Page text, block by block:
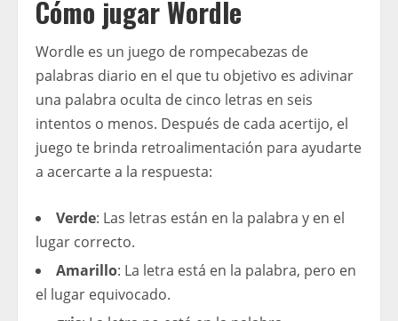
Cómo jugar Wordle
Wordle es un juego de rompecabezas de
palabras diario en el que tu objetivo es adivinar
una palabra oculta de cinco letras en seis
intentos o menos. Después de cada acertijo, el
juego te brinda retroalimentación para ayudarte
a acercarte a la respuesta:
Verde: Las letras están en la palabra y en el
lugar correcto.
Amarillo: La letra está en la palabra, pero en
el lugar equivocado.